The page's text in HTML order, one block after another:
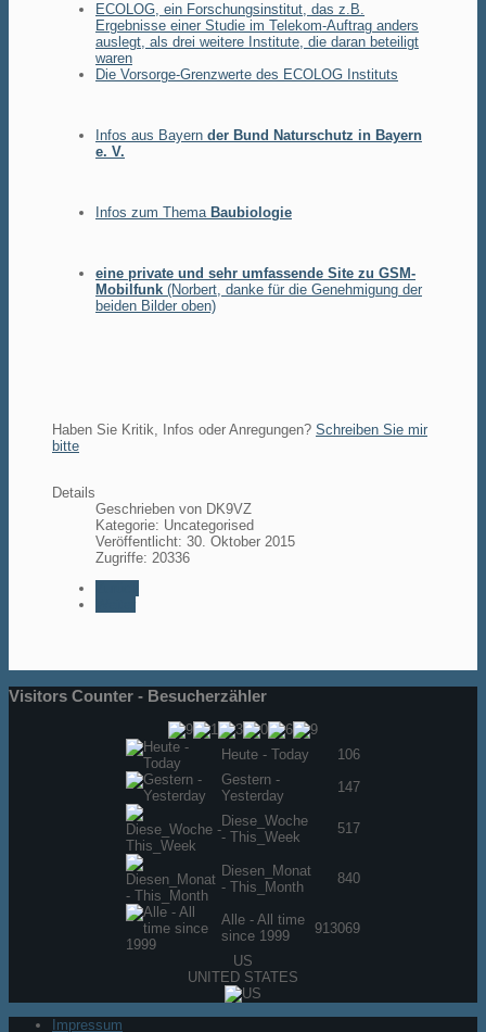
ECOLOG, ein Forschungsinstitut, das z.B.
Ergebnisse einer Studie im Telekom-Auftrag anders
auslegt, als drei weitere Institute, die daran beteiligt
waren
Die Vorsorge-Grenzwerte des ECOLOG Instituts
Infos aus Bayern der Bund Naturschutz in Bayern
e. V.
Infos zum Thema Baubiologie
eine private und sehr umfassende Site zu GSM-
Mobilfunk (Norbert, danke für die Genehmigung der
beiden Bilder oben)
Haben Sie Kritik, Infos oder Anregungen? Schreiben Sie mir
bitte
Details
Geschrieben von DK9VZ
Kategorie: Uncategorised
Veröffentlicht: 30. Oktober 2015
Zugriffe: 20336
Visitors Counter - Besucherzähler
Heute - Today
106
Gestern -
Yesterday
147
Diese_Woche
- This_Week
517
Diesen_Monat
- This_Month
840
Alle - All time
since 1999
913069
US
UNITED STATES
Impressum